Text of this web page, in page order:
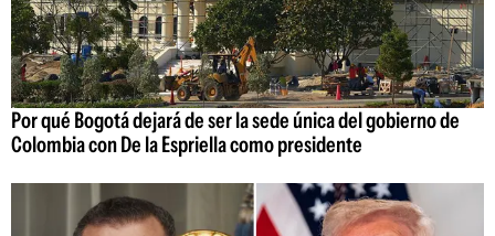
Por qué Bogotá dejará de ser la sede única del gobierno de
Colombia con De la Espriella como presidente